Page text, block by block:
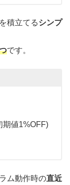
積立てるシンプ
です。
値1%OFF)
ム動作時の直近